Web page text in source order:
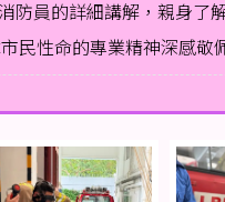
防員的詳細講解，親身
民性命的專業精神深感敬